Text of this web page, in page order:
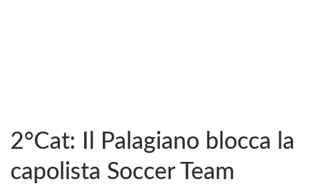
2°Cat: Il Palagiano blocca la
capolista Soccer Team